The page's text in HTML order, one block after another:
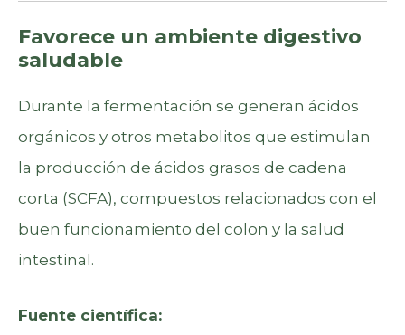
Favorece un ambiente digestivo
saludable
Durante la fermentación se generan ácidos
orgánicos y otros metabolitos que estimulan
la producción de ácidos grasos de cadena
corta (SCFA), compuestos relacionados con el
buen funcionamiento del colon y la salud
intestinal.
Fuente científica: